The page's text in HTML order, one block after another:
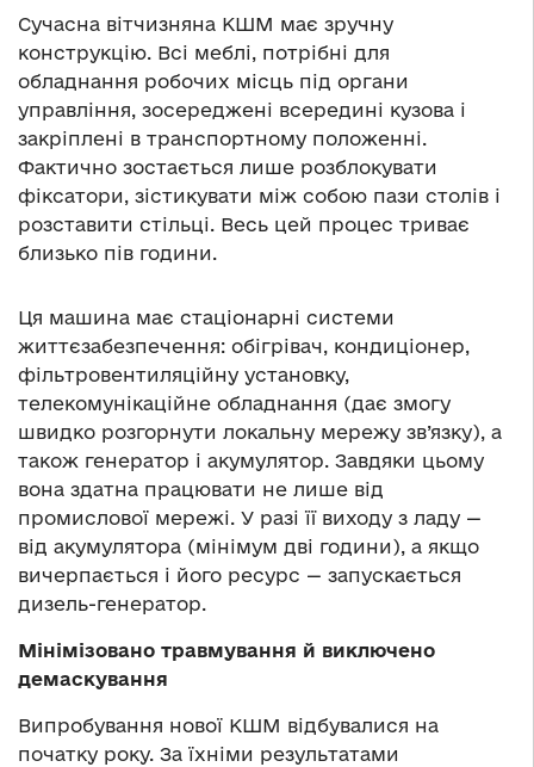
Сучасна вітчизняна КШМ має зручну
конструкцію. Всі меблі, потрібні для
обладнання робочих місць під органи
управління, зосереджені всередині кузова і
закріплені в транспортному положенні.
Фактично зостається лише розблокувати
фіксатори, зістикувати між собою пази столів і
розставити стільці. Весь цей процес триває
близько пів години.
Ця машина має стаціонарні системи
життєзабезпечення: обігрівач, кондиціонер,
фільтровентиляційну установку,
телекомунікаційне обладнання (дає змогу
швидко розгорнути локальну мережу зв’язку), а
також генератор і акумулятор. Завдяки цьому
вона здатна працювати не лише від
промислової мережі. У разі її виходу з ладу —
від акумулятора (мінімум дві години), а якщо
вичерпається і його ресурс — запускається
дизель-генератор.
Мінімізовано травмування й виключено
демаскування
Випробування нової КШМ відбувалися на
початку року. За їхніми результатами